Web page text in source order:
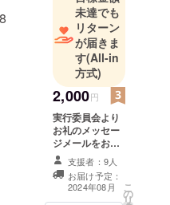
未達でも
リターン
が届きま
す(All-in
方式)
2,000円
実行委員会より
お礼のメッセー
ジメールをお送
りします。
支援者：9人
お届け予定：
2024年08月
こ
の
リ